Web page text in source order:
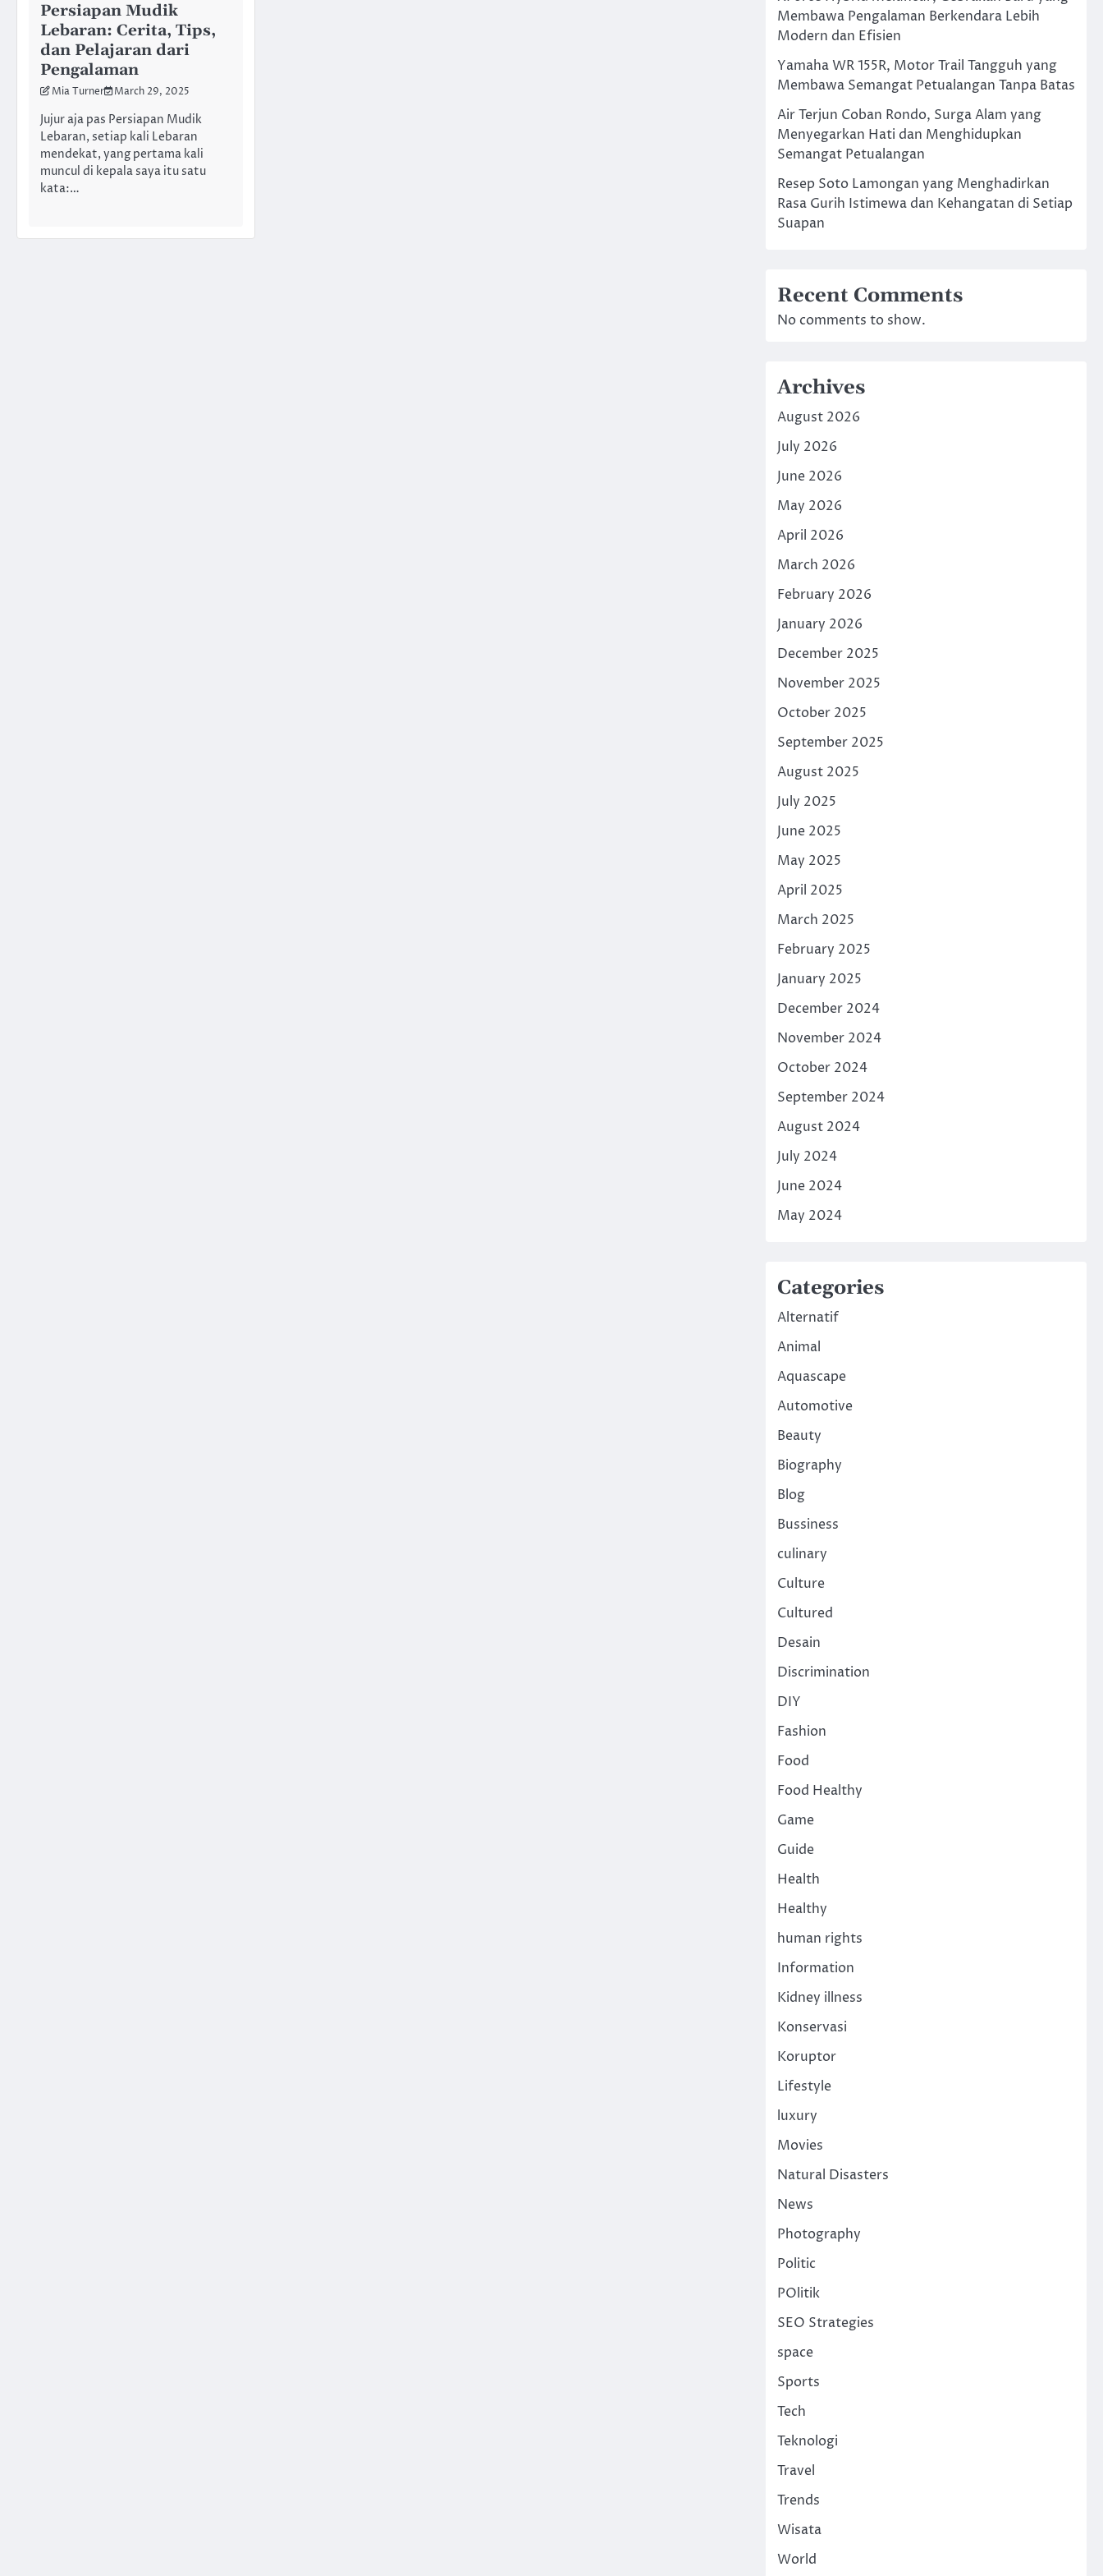
Persiapan Mudik
Lebaran: Cerita, Tips,
dan Pelajaran dari
Pengalaman
Mia Turner March 29, 2025
Jujur aja pas Persiapan Mudik
Lebaran, setiap kali Lebaran
mendekat, yang pertama kali
muncul di kepala saya itu satu
kata:…
Membawa Pengalaman Berkendara Lebih
Modern dan Efisien
Yamaha WR 155R, Motor Trail Tangguh yang
Membawa Semangat Petualangan Tanpa Batas
Air Terjun Coban Rondo, Surga Alam yang
Menyegarkan Hati dan Menghidupkan
Semangat Petualangan
Resep Soto Lamongan yang Menghadirkan
Rasa Gurih Istimewa dan Kehangatan di Setiap
Suapan
Recent Comments
No comments to show.
Archives
August 2026
July 2026
June 2026
May 2026
April 2026
March 2026
February 2026
January 2026
December 2025
November 2025
October 2025
September 2025
August 2025
July 2025
June 2025
May 2025
April 2025
March 2025
February 2025
January 2025
December 2024
November 2024
October 2024
September 2024
August 2024
July 2024
June 2024
May 2024
Categories
Alternatif
Animal
Aquascape
Automotive
Beauty
Biography
Blog
Bussiness
culinary
Culture
Cultured
Desain
Discrimination
DIY
Fashion
Food
Food Healthy
Game
Guide
Health
Healthy
human rights
Information
Kidney illness
Konservasi
Koruptor
Lifestyle
luxury
Movies
Natural Disasters
News
Photography
Politic
POlitik
SEO Strategies
space
Sports
Tech
Teknologi
Travel
Trends
Wisata
World